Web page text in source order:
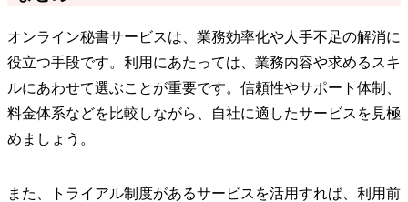
オンライン秘書サービスは、業務効率化や人手不足の解消に
役立つ手段です。利用にあたっては、業務内容や求めるスキ
ルにあわせて選ぶことが重要です。信頼性やサポート体制、
料金体系などを比較しながら、自社に適したサービスを見極
めましょう。
また、トライアル制度があるサービスを活用すれば、利用前